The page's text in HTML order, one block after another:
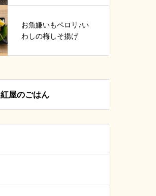
お魚嫌いもペロリ♪い
わしの梅しそ揚げ
紅屋のごはん